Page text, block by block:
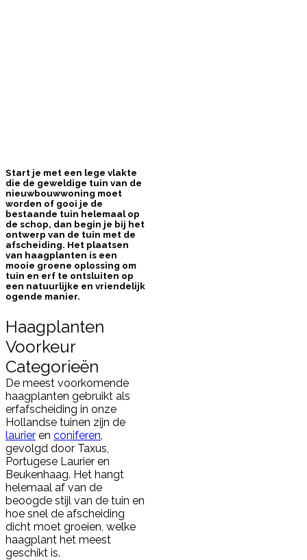
Start je met een lege vlakte
die de geweldige tuin van de
nieuwbouwwoning moet
worden of gooi je de
bestaande tuin helemaal op
de schop, dan begin je bij het
ontwerp van de tuin met de
afscheiding. Het plaatsen
van haagplanten is een
mooie groene oplossing om
tuin en erf te ontsluiten op
een natuurlijke en vriendelijk
ogende manier.
Haagplanten
Voorkeur
Categorieën
De meest voorkomende
haagplanten gebruikt als
erfafscheiding in onze
Hollandse tuinen zijn de
laurier en coniferen,
gevolgd door Taxus,
Portugese Laurier en
Beukenhaag. Het hangt
helemaal af van de
beoogde stijl van de tuin en
hoe snel de afscheiding
dicht moet groeien, welke
haagplant het meest
geschikt is.